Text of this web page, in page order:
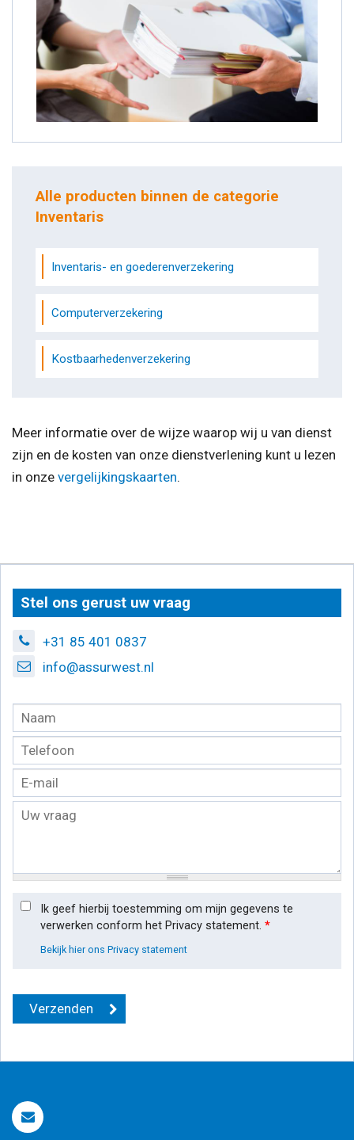
Alle producten binnen de categorie
Inventaris
Inventaris- en goederenverzekering
Computerverzekering
Kostbaarhedenverzekering
Meer informatie over de wijze waarop wij u van dienst
zijn en de kosten van onze dienstverlening kunt u lezen
in onze vergelijkingskaarten.
Stel ons gerust uw vraag
+31 85 401 0837
info@assurwest.nl
Ik geef hierbij toestemming om mijn gegevens te
verwerken conform het Privacy statement. *
Bekijk hier ons Privacy statement